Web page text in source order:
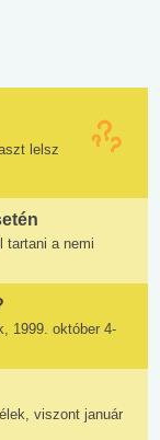
lelsz
tartani a nemi
1999. október 4-
viszont január